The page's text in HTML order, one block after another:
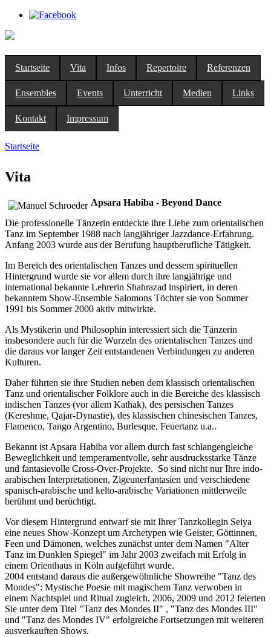
Startseite Vita Infos Repertoire Referenzen
Ensembles Events Unterricht Medien Links
Kontakt Impressum
Startseite
Vita
Apsara Habiba - Beyond Dance
Die professionelle Tänzerin entdeckte ihre Liebe zum orientalischen
Tanz im September 1988 nach langjähriger Jazzdance-Erfahrung.
Anfang 2003 wurde aus der Berufung hauptberufliche Tätigkeit.
Im Bereich des orientalischen Tanzes und dessem spirituellen
Hintergrund wurde sie vor allem durch ihre langjährige und
international bekannte Lehrerin Shahrazad inspiriert, in deren
bekanntem Show-Ensemble Salomons Töchter sie von Sommer
1991 bis Sommer 2000 aktiv mitwirkte.
Als Mystikerin und Philosophin interessiert sich die Tänzerin
insbesondere auch für die Wurzeln des orientalischen Tanzes und
die daraus vor langer Zeit entstandenen Verbindungen zu anderen
Kulturen.
Daher führten sie ihre Studien neben dem klassisch orientalischen
Tanz und orientalischer Folklore auch in die Bereiche des klassisch
indischen Tanzes (vor allem Kathak), des persischen Tanzes
(Kereshme, Qajar-Dynastie), des klassischen chinesischen Tanzes,
Flamenco, Tango Argentino, Burlesque, Feuertanz u.a..
Bekannt ist Apsara Habiba vor allem durch fast schlangengleiche
Beweglichkeit und temperamentvolle, sehr ausdrucksstarke Tänze
und fantasievolle Cross-Over-Projekte. So sind nicht nur Ihre indo-
arabischen Interpretationen, Zigeunerfantasien und verschiedene
spanisch-arabische und kelto-arabische Variationen mittlerweile
berühmt und berüchtigt.
Vor diesem Hintergrund entwarf sie mit Ihrer Tanzkollegin Seiya
eine neues Show-Konzept um Archetypen wie Geister, Göttinnen,
Feen und Dämonen, welches zunächst unter dem Namen "Alter
Tanz im Dunklen Spiegel" im Jahr 2003 zweifach mit Erfolg in
einem Orienthaus in Köln aufgeführt wurde.
2004 entstand daraus die außergewöhnliche Showreihe "Tanz des
Mondes": Mystische Poesie mit magischem Tanz verwoben in
einem Nachtspiel und Ritual zugleich. 2006, 2009 und 2012 feierten
Sie unter dem Titel "Tanz des Mondes II" , "Tanz des Mondes III"
und "Tanz des Mondes IV" erfolgreiche Fortsetzungen mit weiteren
ausverkauften Shows.